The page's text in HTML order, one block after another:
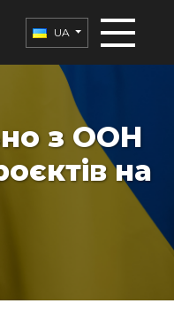
UA
з ООН
на